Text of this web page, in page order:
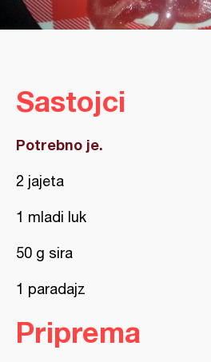
Sastojci
Potrebno je.
2 jajeta
1 mladi luk
50 g sira
1 paradajz
Priprema